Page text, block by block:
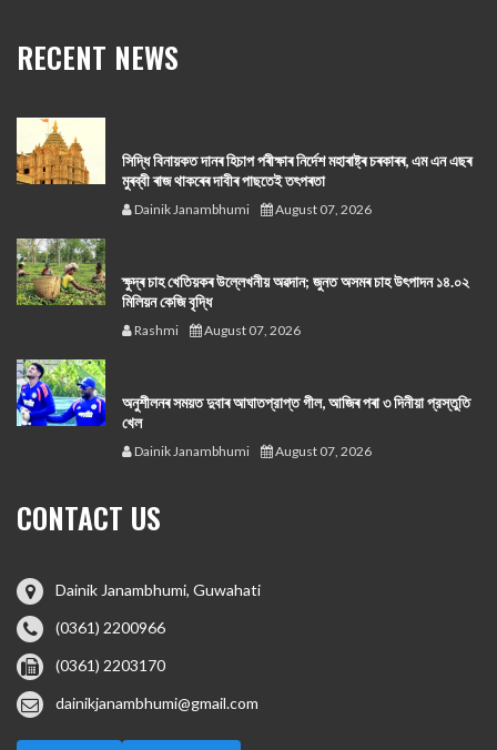
RECENT NEWS
সিদ্ধি বিনায়কত দানৰ হিচাপ পৰীক্ষাৰ নিৰ্দেশ মহাৰাষ্ট্ৰ চৰকাৰৰ, এম এন এছৰ
মুৰব্বী ৰাজ থাকৰেৰ দাবীৰ পাছতেই তৎপৰতা
Dainik Janambhumi August 07, 2026
ক্ষুদ্ৰ চাহ খেতিয়কৰ উল্লেখনীয় অৱদান; জুনত অসমৰ চাহ উৎপাদন ১৪.০২
মিলিয়ন কেজি বৃদ্ধি
Rashmi August 07, 2026
অনুশীলনৰ সময়ত দুবাৰ আঘাতপ্রাপ্ত গীল, আজিৰ পৰা ৩ দিনীয়া প্রস্তুতি
খেল
Dainik Janambhumi August 07, 2026
CONTACT US
Dainik Janambhumi, Guwahati
(0361) 2200966
(0361) 2203170
dainikjanambhumi@gmail.com